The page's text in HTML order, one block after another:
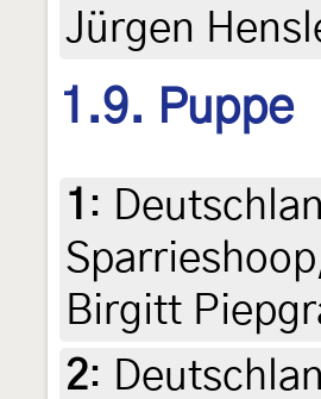
Jürgen
1.9. Puppe
1 :
Birgitt
2: